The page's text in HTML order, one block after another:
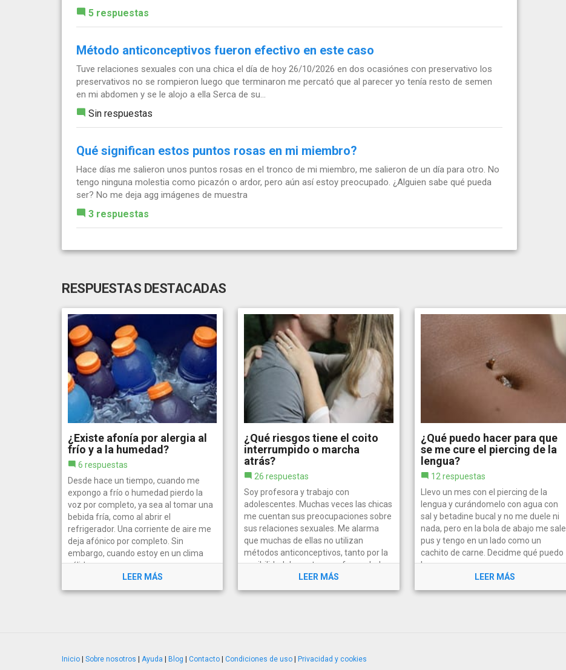
5 respuestas
Método anticonceptivos fueron efectivo en este caso
Tuve relaciones sexuales con una chica el día de hoy 26/10/2026 en dos ocasiónes con preservativo los
preservativos no se rompieron luego que terminaron me percató que al parecer yo tenía resto de semen
en mi abdomen y se le alojo a ella Serca de su...
Sin respuestas
Qué significan estos puntos rosas en mi miembro?
Hace días me salieron unos puntos rosas en el tronco de mi miembro, me salieron de un día para otro. No
tengo ninguna molestia como picazón o ardor, pero aún así estoy preocupado. ¿Alguien sabe qué pueda
ser? No me deja agg imágenes de muestra
3 respuestas
RESPUESTAS DESTACADAS
LEER MÁS
¿Existe afonía por alergia al
frío y a la humedad?
6 respuestas
Desde hace un tiempo, cuando me
expongo a frío o humedad pierdo la
voz por completo, ya sea al tomar una
bebida fría, como al abrir el
refrigerador. Una corriente de aire me
deja afónico por completo. Sin
embargo, cuando estoy en un clima
cálido no...
LEER MÁS
¿Qué riesgos tiene el coito
interrumpido o marcha
atrás?
26 respuestas
Soy profesora y trabajo con
adolescentes. Muchas veces las chicas
me cuentan sus preocupaciones sobre
sus relaciones sexuales. Me alarma
que muchas de ellas no utilizan
métodos anticonceptivos, tanto por la
posibilidad de contraer enfermedades
LEER MÁS
¿Qué puedo hacer para que
se me cure el piercing de la
lengua?
12 respuestas
Llevo un mes con el piercing de la
lengua y curándomelo con agua con
sal y betadine bucal y no me duele ni
nada, pero en la bola de abajo me sale
pus y tengo en un lado como un
cachito de carne. Decidme qué puedo
hacer para que se me cure ya.
Inicio Sobre nosotros Ayuda Blog Contacto Condiciones de uso Privacidad y cookies